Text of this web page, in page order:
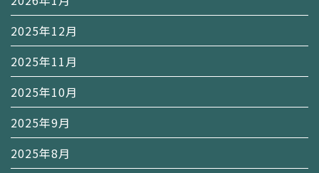
2025年12月
2025年11月
2025年10月
2025年9月
2025年8月